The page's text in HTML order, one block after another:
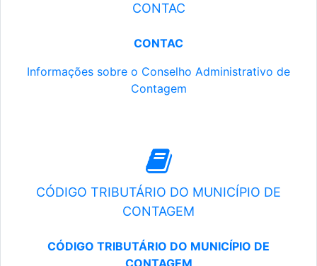
CONTAC
CONTAC
Informações sobre o Conselho Administrativo de
Contagem
CÓDIGO TRIBUTÁRIO DO MUNICÍPIO DE
CONTAGEM
CÓDIGO TRIBUTÁRIO DO MUNICÍPIO DE